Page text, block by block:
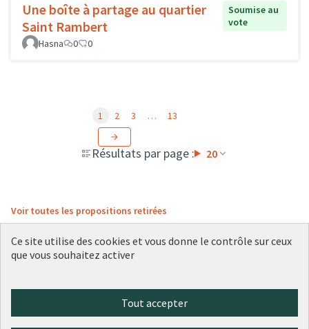
Une boîte à partage au quartier
Saint Rambert
Soumise au
vote
Hasna
0 0
Résultats par page : 20
1 2 3 … 13
Voir toutes les propositions retirées
(Lien externe)
(Lien externe)
(Lien externe)
(Lien externe)
(Lien externe)
Ce site utilise des cookies et vous donne le contrôle sur ceux
que vous souhaitez activer
Tout accepter